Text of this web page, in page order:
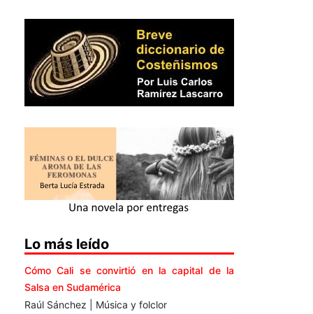
Lo más leído
Cómo Cali se convirtió en la capital de la
Salsa en Sudamérica
Raúl Sánchez | Música y folclor